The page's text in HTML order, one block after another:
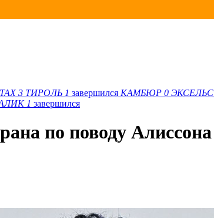
3 ТИРОЛЬ 1 завершился КАМБЮР 0 ЭКСЕЛЬС
1 завершился
по поводу Алиссона